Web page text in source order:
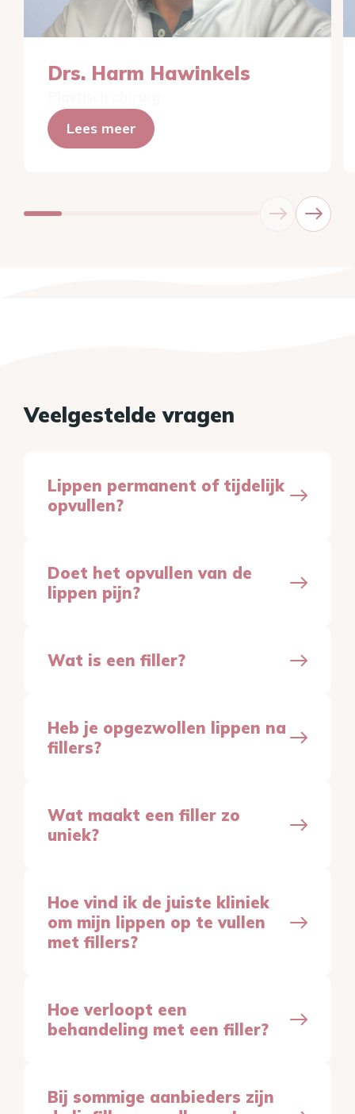
Drs. Harm Hawinkels
Lees meer
Veelgestelde vragen
Lippen permanent of tijdelijk
opvullen?
Doet het opvullen van de
lippen pijn?
Wat is een filler?
Heb je opgezwollen lippen na
fillers?
Wat maakt een filler zo
uniek?
Hoe vind ik de juiste kliniek
om mijn lippen op te vullen
met fillers?
Hoe verloopt een
behandeling met een filler?
Bij sommige aanbieders zijn